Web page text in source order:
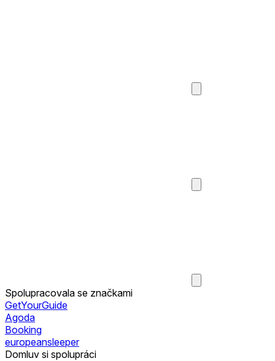
Spolupracovala se značkami
GetYourGuide
Agoda
Booking
europeansleeper
Domluv si spolupráci